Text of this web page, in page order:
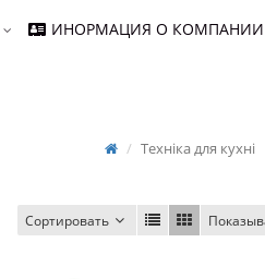
ИНОРМАЦИЯ О КОМПАНИИ
Техніка для кухні
Сортировать